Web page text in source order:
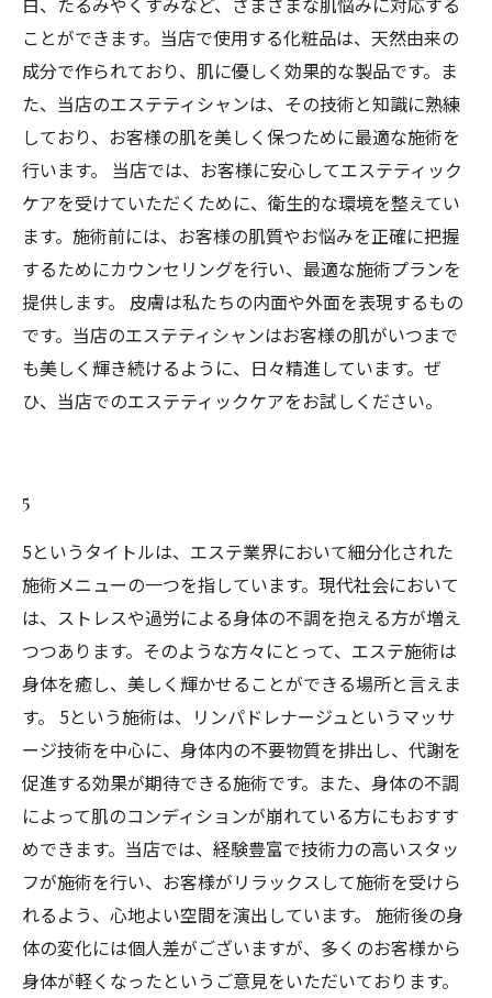
ことができます。当店で使用する化粧品は、天然由来の
成分で作られており、肌に優しく効果的な製品です。ま
た、当店のエステティシャンは、その技術と知識に熟練
しており、お客様の肌を美しく保つために最適な施術を
行います。 当店では、お客様に安心してエステティック
ケアを受けていただくために、衛生的な環境を整えてい
ます。施術前には、お客様の肌質やお悩みを正確に把握
するためにカウンセリングを行い、最適な施術プランを
提供します。 皮膚は私たちの内面や外面を表現するもの
です。当店のエステティシャンはお客様の肌がいつまで
も美しく輝き続けるように、日々精進しています。ぜ
ひ、当店でのエステティックケアをお試しください。
5
5というタイトルは、エステ業界において細分化された
施術メニューの一つを指しています。現代社会において
は、ストレスや過労による身体の不調を抱える方が増え
つつあります。そのような方々にとって、エステ施術は
身体を癒し、美しく輝かせることができる場所と言えま
す。 5という施術は、リンパドレナージュというマッサ
ージ技術を中心に、身体内の不要物質を排出し、代謝を
促進する効果が期待できる施術です。また、身体の不調
によって肌のコンディションが崩れている方にもおすす
めできます。当店では、経験豊富で技術力の高いスタッ
フが施術を行い、お客様がリラックスして施術を受けら
れるよう、心地よい空間を演出しています。 施術後の身
体の変化には個人差がございますが、多くのお客様から
身体が軽くなったというご意見をいただいております。